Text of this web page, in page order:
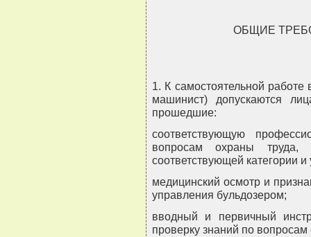
ОБЩИЕ
1. К самостоятельной
машинист) допускаются
прошедшие:
соответствующую
вопросам охраны труда,
соответствующей категории
медицинский осмотр и
управления бульдозером;
вводный и первичный
проверку знаний по